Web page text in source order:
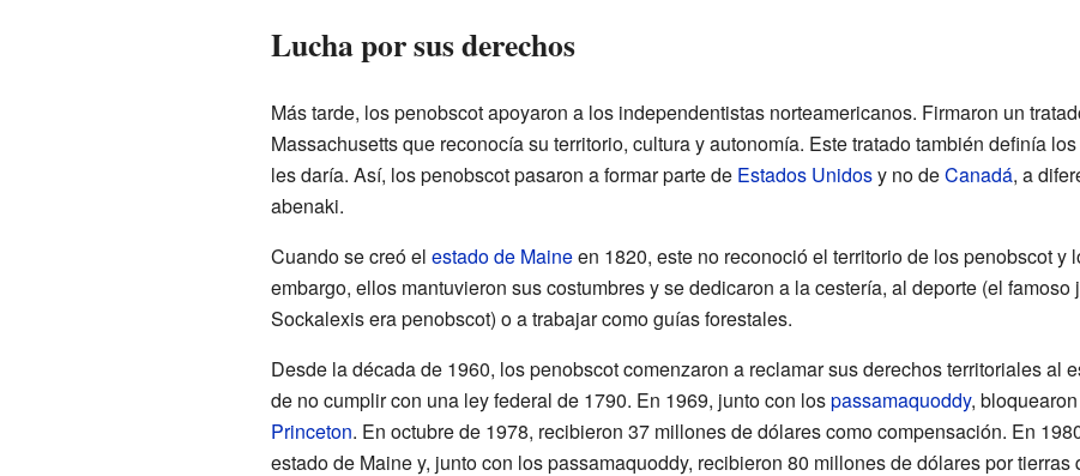
Lucha por sus derechos
Más tarde, los penobscot apoyaron a los independentistas norteamericanos. Firmaron un
Massachusetts que reconocía su territorio, cultura y autonomía. Este tratado también definía
les daría. Así, los penobscot pasaron a formar parte de Estados Unidosy no deCanadá, a
abenaki.
Cuando se creó el estado de Maineen 1820, este no reconoció el territorio de los penobscot y
embargo, ellos mantuvieron sus costumbres y se dedicaron a la cestería, al deporte (el
Sockalexis era penobscot) o a trabajar como guías forestales.
Desde la década de 1960, los penobscot comenzaron a reclamar sus derechos territoriales al
de no cumplir con una ley federal de 1790. En 1969, junto con lospassamaquoddy,
Princeton. En octubre de 1978, recibieron 37 millones de dólares como compensación. En
estado de Maine y, junto con los passamaquoddy, recibieron 80 millones de dólares por